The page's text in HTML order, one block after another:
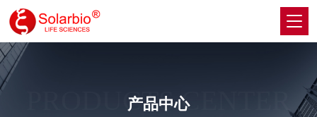
PRODUCTS CENTER
产品中心